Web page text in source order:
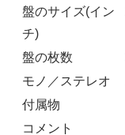
盤のサイズ(イン
チ)
盤の枚数
モノ／ステレオ
付属物
コメント